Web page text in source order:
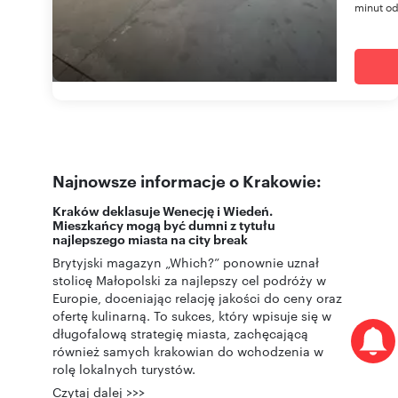
minut
Najnowsze informacje o Krakowie:
Kraków deklasuje Wenecję i Wiedeń.
Mieszkańcy mogą być dumni z tytułu
najlepszego miasta na city break
Brytyjski magazyn „Which?” ponownie uznał
stolicę Małopolski za najlepszy cel podróży w
Europie, doceniając relację jakości do ceny oraz
ofertę kulinarną. To sukces, który wpisuje się w
długofalową strategię miasta, zachęcającą
również samych krakowian do wchodzenia w
rolę lokalnych turystów.
Czytaj dalej >>>